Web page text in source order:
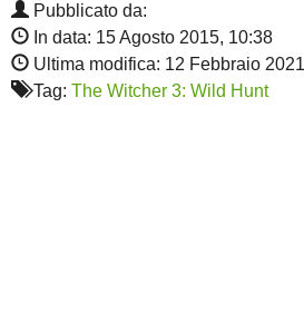
Pubblicato da:
In data: 15 Agosto 2015, 10:38
Ultima modifica: 12 Febbraio
Tag: The Witcher 3: Wild Hunt